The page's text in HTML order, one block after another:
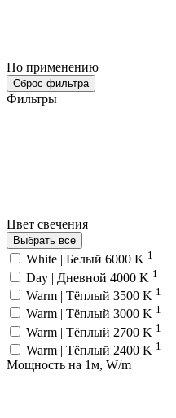
По применению
Сброс фильтра
Фильтры
Цвет свечения
Выбрать все
White | Белый 6000 K 1
Day | Дневной 4000 K 1
Warm | Тёплый 3500 K 1
Warm | Тёплый 3000 K 1
Warm | Тёплый 2700 K 1
Warm | Тёплый 2400 K 1
Мощность на 1м, W/m